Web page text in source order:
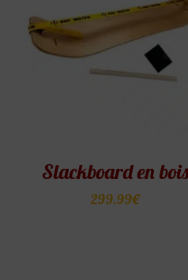
Slackboard en bois
299.99€